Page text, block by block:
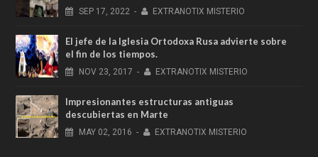
SEP 17, 2022 - EXTRANOTIX MISTERIO
El jefe de la Iglesia Ortodoxa Rusa advierte sobre
el fin de los tiempos.
NOV 23, 2017 - EXTRANOTIX MISTERIO
Impresionantes estructuras antiguas
descubiertas en Marte
MAY 02, 2016 - EXTRANOTIX MISTERIO